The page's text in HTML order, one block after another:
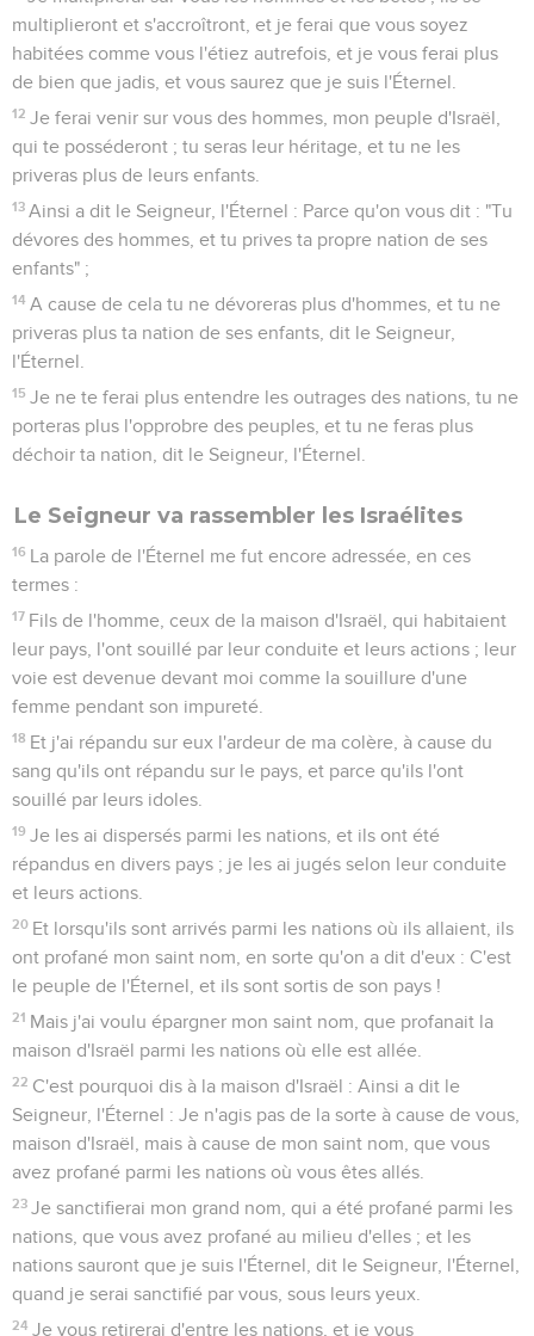
multiplieront et s'accroîtront, et je ferai que vous soyez
habitées comme vous l'étiez autrefois, et je vous ferai plus
de bien que jadis, et vous saurez que je suis l'Éternel.
12 Je ferai venir sur vous des hommes, mon peuple d'Israël,
qui te posséderont ; tu seras leur héritage, et tu ne les
priveras plus de leurs enfants.
13 Ainsi a dit le Seigneur, l'Éternel : Parce qu'on vous dit : "Tu
dévores des hommes, et tu prives ta propre nation de ses
enfants" ;
14 A cause de cela tu ne dévoreras plus d'hommes, et tu ne
priveras plus ta nation de ses enfants, dit le Seigneur,
l'Éternel.
15 Je ne te ferai plus entendre les outrages des nations, tu ne
porteras plus l'opprobre des peuples, et tu ne feras plus
déchoir ta nation, dit le Seigneur, l'Éternel.
Le Seigneur va rassembler les Israélites
16 La parole de l'Éternel me fut encore adressée, en ces
termes :
17 Fils de l'homme, ceux de la maison d'Israël, qui habitaient
leur pays, l'ont souillé par leur conduite et leurs actions ; leur
voie est devenue devant moi comme la souillure d'une
femme pendant son impureté.
18 Et j'ai répandu sur eux l'ardeur de ma colère, à cause du
sang qu'ils ont répandu sur le pays, et parce qu'ils l'ont
souillé par leurs idoles.
19 Je les ai dispersés parmi les nations, et ils ont été
répandus en divers pays ; je les ai jugés selon leur conduite
et leurs actions.
20 Et lorsqu'ils sont arrivés parmi les nations où ils allaient, ils
ont profané mon saint nom, en sorte qu'on a dit d'eux : C'est
le peuple de l'Éternel, et ils sont sortis de son pays !
21 Mais j'ai voulu épargner mon saint nom, que profanait la
maison d'Israël parmi les nations où elle est allée.
22 C'est pourquoi dis à la maison d'Israël : Ainsi a dit le
Seigneur, l'Éternel : Je n'agis pas de la sorte à cause de vous,
maison d'Israël, mais à cause de mon saint nom, que vous
avez profané parmi les nations où vous êtes allés.
23 Je sanctifierai mon grand nom, qui a été profané parmi les
nations, que vous avez profané au milieu d'elles ; et les
nations sauront que je suis l'Éternel, dit le Seigneur, l'Éternel,
quand je serai sanctifié par vous, sous leurs yeux.
24 Je vous retirerai d'entre les nations, et je vous